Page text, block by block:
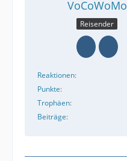
VoCoWoMo
Reisender
Reaktionen
Punkte
Trophäen
Beiträge